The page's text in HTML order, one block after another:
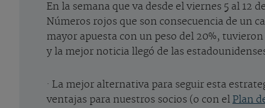
En la semana que va desde el viernes 5 al 12
Números rojos que son consecuencia de un
mayor apuesta con un peso del 20%,
y la mejor noticia llegó de las
· La mejor alternativa para seguir esta
ventajas para nuestros socios (o con el Plan